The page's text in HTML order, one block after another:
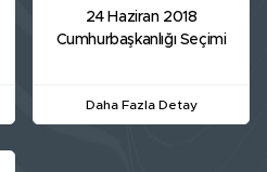
24 Haziran 2018
Cumhurbaşkanlığı Seçimi
Daha Fazla Detay